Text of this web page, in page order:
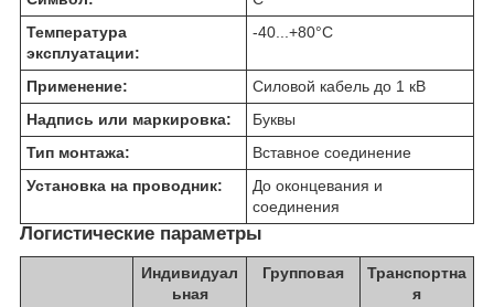
Температура
эксплуатации:
-40...+80°C
Применение:
Силовой кабель до 1 кВ
Надпись или маркировка:
Буквы
Тип монтажа:
Вставное соединение
Установка на проводник:
До оконцевания и
соединения
Логистические параметры
Индивидуал
ьная
Групповая
Транспортна
я